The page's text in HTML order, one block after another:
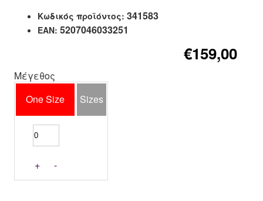
Κωδικός προϊόντος: 341583
EAN: 5207046033251
€159,00
Μέγεθος
One Size
Sizes
+ -